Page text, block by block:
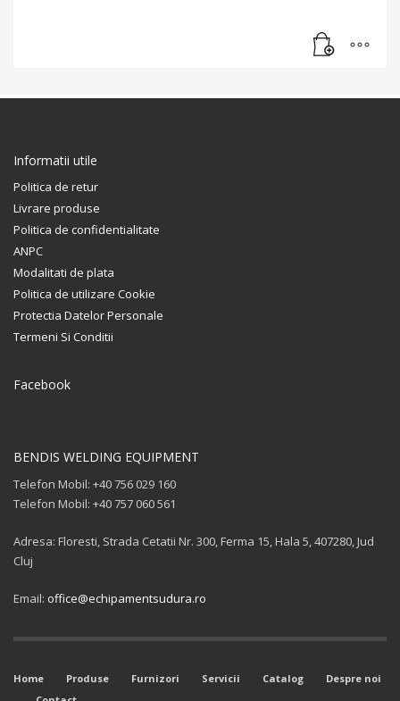
Informatii utile
Politica de retur
Livrare produse
Politica de confidentialitate
ANPC
Modalitati de plata
Politica de utilizare Cookie
Protectia Datelor Personale
Termeni Si Conditii
Facebook
BENDIS WELDING EQUIPMENT
Telefon Mobil: +40 756 029 160
Telefon Mobil: +40 757 060 561
Adresa: Floresti, Strada Cetatii Nr. 300, Ferma 15, Hala 5, 407280, Jud
Cluj
Email: office@echipamentsudura.ro
Home Produse Furnizori Servicii Catalog
Despre noi